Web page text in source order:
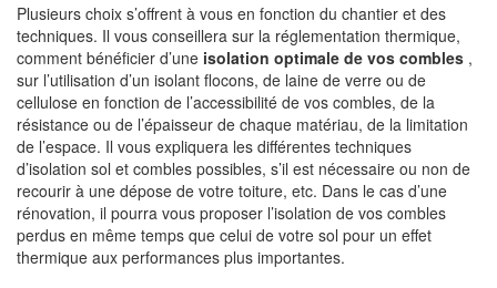
Plusieurs choix s’offrent à vous en fonction du chantier et des
techniques. Il vous conseillera sur la réglementation thermique,
comment bénéficier d’une isolation optimale de vos combles ,
sur l’utilisation d’un isolant flocons, de laine de verre ou de
cellulose en fonction de l’accessibilité de vos combles, de la
résistance ou de l’épaisseur de chaque matériau, de la limitation
de l’espace. Il vous expliquera les différentes techniques
d’isolation sol et combles possibles, s’il est nécessaire ou non de
recourir à une dépose de votre toiture, etc. Dans le cas d’une
rénovation, il pourra vous proposer l’isolation de vos combles
perdus en même temps que celui de votre sol pour un effet
thermique aux performances plus importantes.